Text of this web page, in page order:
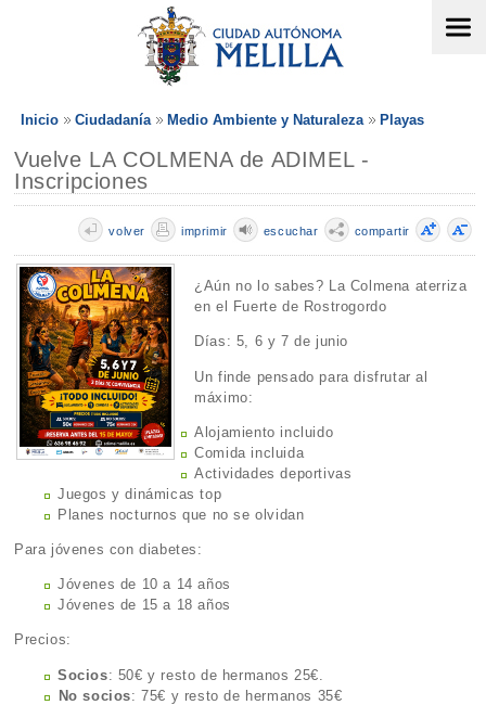
Inicio Ciudadanía Medio Ambiente y Naturaleza Playas
Vuelve LA COLMENA de ADIMEL -
Inscripciones
compartir
escuchar
imprimir
volver
¿Aún no lo sabes? La Colmena aterriza
en el Fuerte de Rostrogordo
Días: 5, 6 y 7 de junio
Un finde pensado para disfrutar al
máximo:
Alojamiento incluido
Comida incluida
Actividades deportivas
Juegos y dinámicas top
Planes nocturnos que no se olvidan
Para jóvenes con diabetes:
Jóvenes de 10 a 14 años
Jóvenes de 15 a 18 años
Precios:
Socios: 50€ y resto de hermanos 25€.
⁠No socios: 75€ y resto de hermanos 35€